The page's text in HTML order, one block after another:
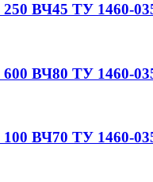
250 ВЧ45 ТУ 1460-
600 ВЧ80 ТУ 1460-
100 ВЧ70 ТУ 1460-